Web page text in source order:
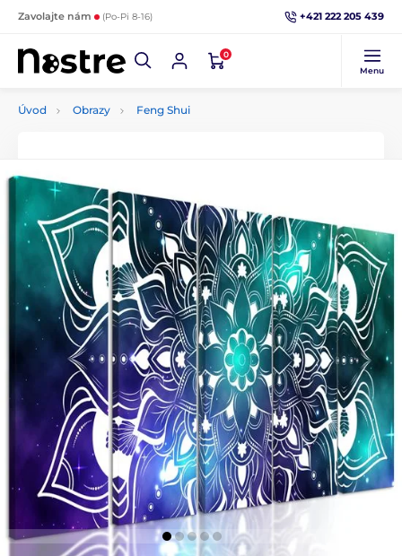
Zavolajte nám (Po-Pi 8-16) +421 222 205 439
0
Menu
Úvod Obrazy Feng Shui